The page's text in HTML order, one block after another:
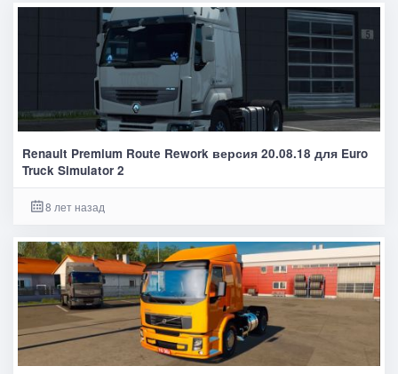
Renault Premium Route Rework версия 20.08.18 для Euro
Truck Simulator 2
8 лет назад